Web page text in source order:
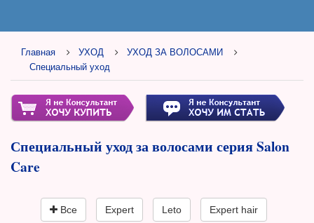
Главная УХОД
УХОД ЗА ВОЛОСАМИ
Специальный уход
Специальный уход за волосами серия Salon
Care
Все Expert Leto Expert hair